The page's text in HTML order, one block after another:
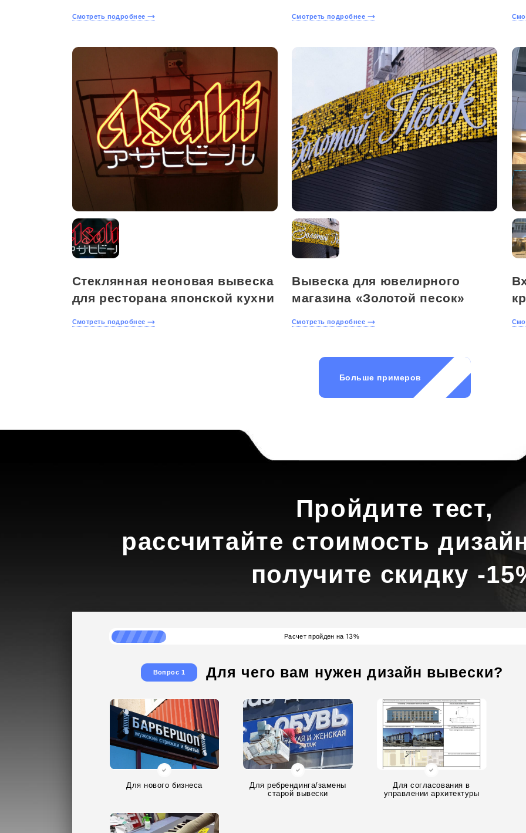
Смотреть подробнее Смотреть подробнее
Стеклянная неоновая вывеска
для ресторана японской кухни
Смотреть подробнее
Вывеска для ювелирного
магазина «Золотой песок»
Смотреть подробнее
Больше примеров
Пройдите тест,
рассчитайте стоимость
получите скидку -
Расчет пройден на13%
Вопрос 1 Для чего вам нужен дизайн вывески?
Для нового бизнеса
Для ребрендинга/замены
старой вывески
Для согласования в
управлении архитектуры